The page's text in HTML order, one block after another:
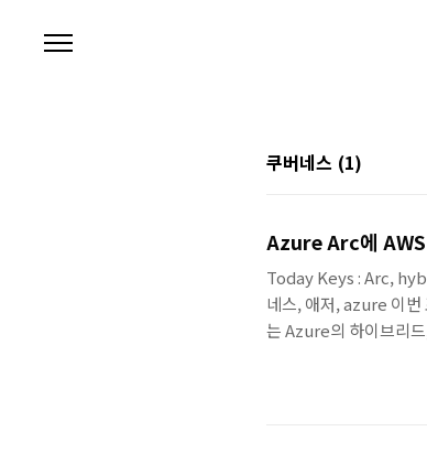
쿠버네스 (1)
Azure Arc에 AWS
Today Keys : Arc,
네스, 애저, azure 이
는 Azure의 하이브리